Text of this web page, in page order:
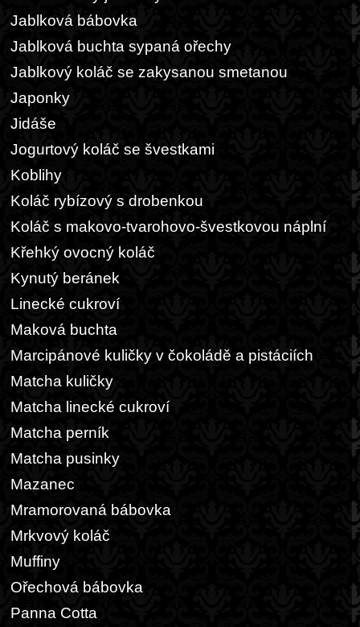
Jablková bábovka
Jablková buchta sypaná ořechy
Jablkový koláč se zakysanou smetanou
Japonky
Jidáše
Jogurtový koláč se švestkami
Koblihy
Koláč rybízový s drobenkou
Koláč s makovo-tvarohovo-švestkovou náplní
Křehký ovocný koláč
Kynutý beránek
Linecké cukroví
Maková buchta
Marcipánové kuličky v čokoládě a pistáciích
Matcha kuličky
Matcha linecké cukroví
Matcha perník
Matcha pusinky
Mazanec
Mramorovaná bábovka
Mrkvový koláč
Muffiny
Ořechová bábovka
Panna Cotta